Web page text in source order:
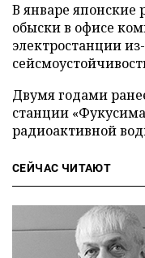
В январе
обыски в офисе
электростанции
Двумя годами
станции
радиоактивной
СЕЙЧАС ЧИТАЮТ